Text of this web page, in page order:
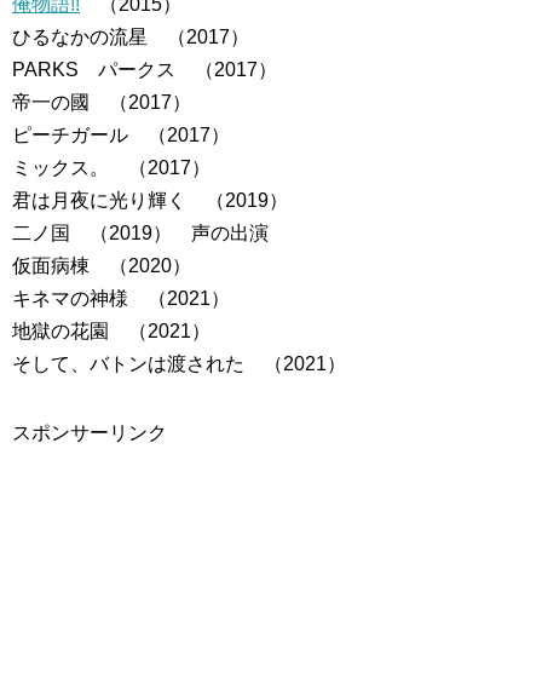
俺物語!! （2015）
ひるなかの流星 （2017）
PARKS パークス （2017）
帝一の國 （2017）
ピーチガール （2017）
ミックス。 （2017）
君は月夜に光り輝く （2019）
二ノ国 （2019） 声の出演
仮面病棟 （2020）
キネマの神様 （2021）
地獄の花園 （2021）
そして、バトンは渡された （2021）
スポンサーリンク